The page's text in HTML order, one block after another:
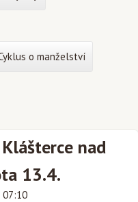
nad
13.4.
07:10
o manželství